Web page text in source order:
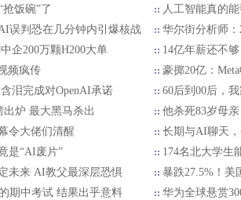
饭碗”了
人工智能真的
误判恐在几分钟内引爆核战
华尔街分析师
企200万颗H200大单
14亿年薪还不
频疯传
豪掷20亿：
泪完成对OpenAI承诺
60后到00后，
炉 最大黑马杀出
他杀死83岁母
令大佬们清醒
长期与AI聊天
是“AI废片”
174名北大学生
未来 AI教父最深层恐惧
暴跌27.5%！美
期中考试 结果出乎意料
华为全球悬赏